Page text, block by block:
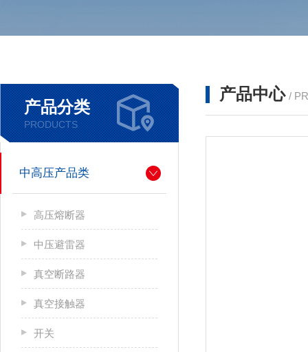
产品分类
PRODUCTS
中高压产品类
高压熔断器
中压避雷器
真空断路器
真空接触器
开关
产品中心 /